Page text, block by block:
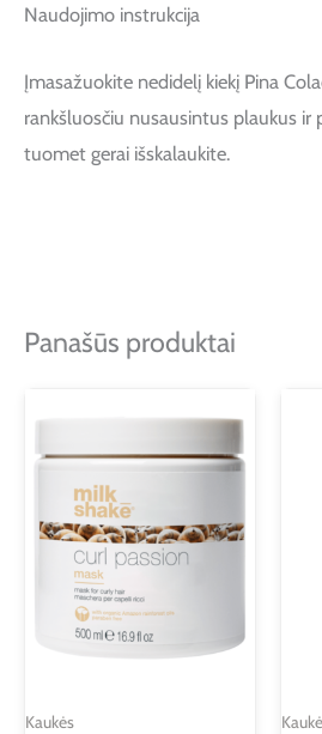
Naudojimo instrukcija
Įmasažuokite nedidelį kiekį Pina
rankšluosčiu nusausintus plaukus ir
tuomet gerai išskalaukite.
Panašūs produktai
Kaukės